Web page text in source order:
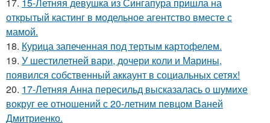
открытый кастинг в модельное агентство вместе с
мамой.
18. Курица запеченная под тертым картофелем.
19. У шестилетней вари, дочери коли и Марины,
появился собственный аккаунт в социальных сетях!
20. 17-Летняя Анна пересильд высказалась о шумихе
вокруг ее отношений с 20-летним певцом Ваней
Дмитриенко.